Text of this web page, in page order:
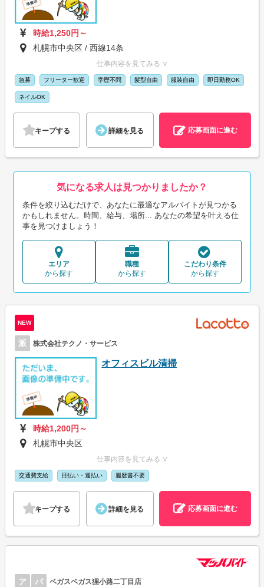
時給1,250円～
札幌市中央区 / 西線14条
仕事内容を見てみる ∨
急募 フリーター歓迎 学歴不問 髪型自由 服装自由 即日勤務OK
ネイルOK
キープする 詳細を見る 応募画面に進む
気になる求人は見つかりましたか？
条件を絞り込むだけで、あなたに最適なアルバイトが見つかる
かもしれません。時間、給与、場所... あなたの希望を叶える仕
事を見つけましょう！
エリア
から探す
職種
から探す
こだわり条件
から探す
NEW
派 株式会社テクノ・サービス
オフィスビル清掃
時給1,200円～
札幌市中央区
仕事内容を見てみる ∨
交通費支給 日払い・週払い 履歴書不要
キープする 詳細を見る 応募画面に進む
ア パ ベガスベガス狸小路二丁目店